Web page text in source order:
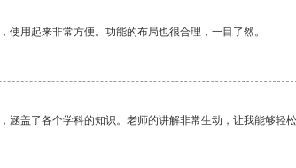
使用起来非常方便。功能的布局也很合理，一目了然。
涵盖了各个学科的知识。老师的讲解非常生动，让我能够轻松